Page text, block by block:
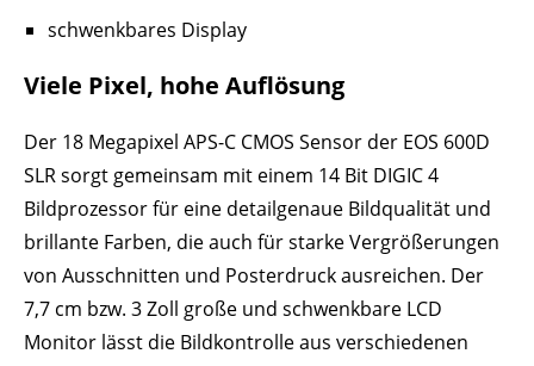
schwenkbares Display
Viele Pixel, hohe Auflösung
Der 18 Megapixel APS-C CMOS Sensor der EOS 600D
SLR sorgt gemeinsam mit einem 14 Bit DIGIC 4
Bildprozessor für eine detailgenaue Bildqualität und
brillante Farben, die auch für starke Vergrößerungen
von Ausschnitten und Posterdruck ausreichen. Der
7,7 cm bzw. 3 Zoll große und schwenkbare LCD
Monitor lässt die Bildkontrolle aus verschiedenen